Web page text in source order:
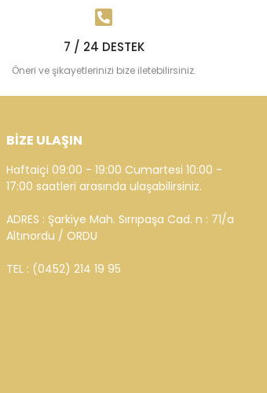
7 / 24 DESTEK
Öneri ve şikayetlerinizi bize iletebilirsiniz.
BİZE ULAŞIN
Haftaiçi 09:00 - 19:00 Cumartesi 10:00 -
17:00 saatleri arasında ulaşabilirsiniz.
ADRES : Şarkiye Mah. Sırrıpaşa Cad. n : 71/a
Altınordu / ORDU
TEL : (0452) 214 19 95